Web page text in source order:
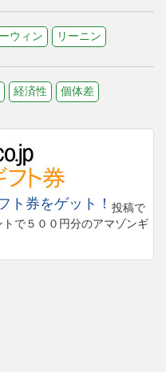
ウィン リーニン
経済性 個体差
ト券をゲット！ 投稿で
で５００円分のアマゾンギ